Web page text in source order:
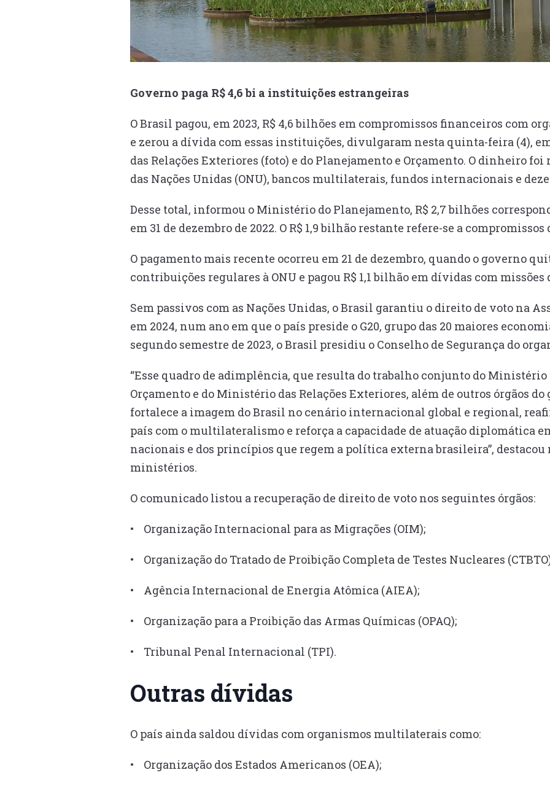
Governo paga R$ 4,6 bi a instituições estrangeiras
O Brasil pagou, em 2023, R$ 4,6 bilhões em compromissos financeiros com
e zerou a dívida com essas instituições, divulgaram nesta quinta-feira (4),
das Relações Exteriores (foto) e do Planejamento e Orçamento. O dinheiro foi
das Nações Unidas (ONU), bancos multilaterais, fundos internacionais e
Desse total, informou o Ministério do Planejamento, R$ 2,7 bilhões
em 31 de dezembro de 2022. O R$ 1,9 bilhão restante refere-se a compromissos
O pagamento mais recente ocorreu em 21 de dezembro, quando o governo
contribuições regulares à ONU e pagou R$ 1,1 bilhão em dívidas com missões
Sem passivos com as Nações Unidas, o Brasil garantiu o direito de voto na
em 2024, num ano em que o país preside o G20, grupo das 20 maiores
segundo semestre de 2023, o Brasil presidiu o Conselho de Segurança do
“Esse quadro de adimplência, que resulta do trabalho conjunto do Ministério
Orçamento e do Ministério das Relações Exteriores, além de outros órgãos
fortalece a imagem do Brasil no cenário internacional global e regional,
país com o multilateralismo e reforça a capacidade de atuação diplomática
nacionais e dos princípios que regem a política externa brasileira”, destacou
ministérios.
O comunicado listou a recuperação de direito de voto nos seguintes órgãos:
• Organização Internacional para as Migrações (OIM);
• Organização do Tratado de Proibição Completa de Testes Nucleares
• Agência Internacional de Energia Atômica (AIEA);
• Organização para a Proibição das Armas Químicas (OPAQ);
• Tribunal Penal Internacional (TPI).
Outras dívidas
O país ainda saldou dívidas com organismos multilaterais como:
• Organização dos Estados Americanos (OEA);